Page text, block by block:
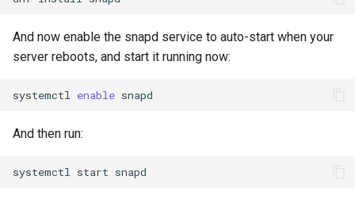
And now enable the snapd service to auto-start when your
server reboots, and start it running now:
systemctl enable
And then run:
systemctl start